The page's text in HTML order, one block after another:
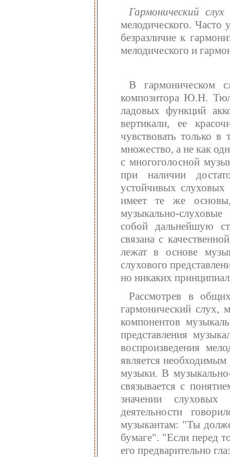
Гармонический слух
мелодического.
безразличие к
мелодического и
В гармоническом
композитора Ю.Н.
ладовых функций
вертикали, ее
чувствовать только
множество, а не как
с многоголосной
при наличии
устойчивых слуховых
имеет те же
музыкально-
собой дальнейшую
связана с
лежат в основе
слухового
но никаких
Рассмотрев в
гармонический слух,
компонентов
представления
воспроизведения
является
музыки. В
связывается с
значении слуховых
деятельности
музыкантам: "Ты
бумаге". "Если перед
его предварительно